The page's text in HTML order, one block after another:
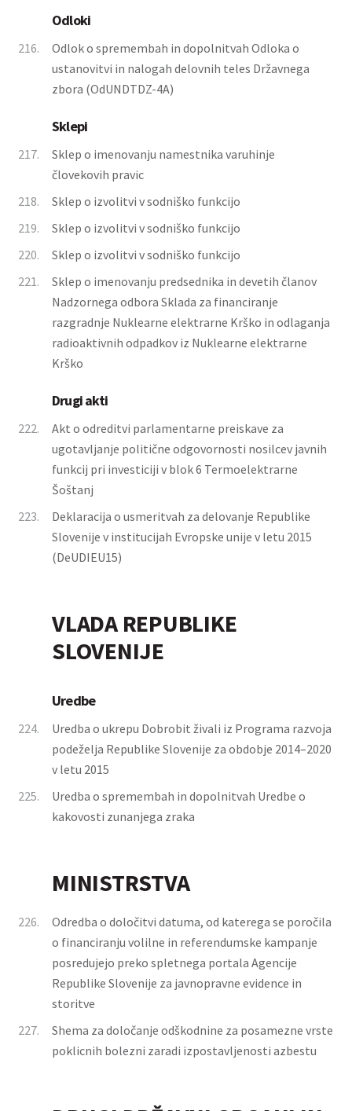
Odloki
216.
Odlok o spremembah in dopolnitvah Odloka o
ustanovitvi in nalogah delovnih teles Državnega
zbora (OdUNDTDZ-4A)
Sklepi
217.
Sklep o imenovanju namestnika varuhinje
človekovih pravic
218.
Sklep o izvolitvi v sodniško funkcijo
219.
Sklep o izvolitvi v sodniško funkcijo
220.
Sklep o izvolitvi v sodniško funkcijo
221.
Sklep o imenovanju predsednika in devetih članov
Nadzornega odbora Sklada za financiranje
razgradnje Nuklearne elektrarne Krško in odlaganja
radioaktivnih odpadkov iz Nuklearne elektrarne
Krško
Drugi akti
222.
Akt o odreditvi parlamentarne preiskave za
ugotavljanje politične odgovornosti nosilcev javnih
funkcij pri investiciji v blok 6 Termoelektrarne
Šoštanj
223.
Deklaracija o usmeritvah za delovanje Republike
Slovenije v institucijah Evropske unije v letu 2015
(DeUDIEU15)
VLADA REPUBLIKE
SLOVENIJE
Uredbe
224.
Uredba o ukrepu Dobrobit živali iz Programa razvoja
podeželja Republike Slovenije za obdobje 2014–2020
v letu 2015
225.
Uredba o spremembah in dopolnitvah Uredbe o
kakovosti zunanjega zraka
MINISTRSTVA
226.
Odredba o določitvi datuma, od katerega se poročila
o financiranju volilne in referendumske kampanje
posredujejo preko spletnega portala Agencije
Republike Slovenije za javnopravne evidence in
storitve
227.
Shema za določanje odškodnine za posamezne vrste
poklicnih bolezni zaradi izpostavljenosti azbestu